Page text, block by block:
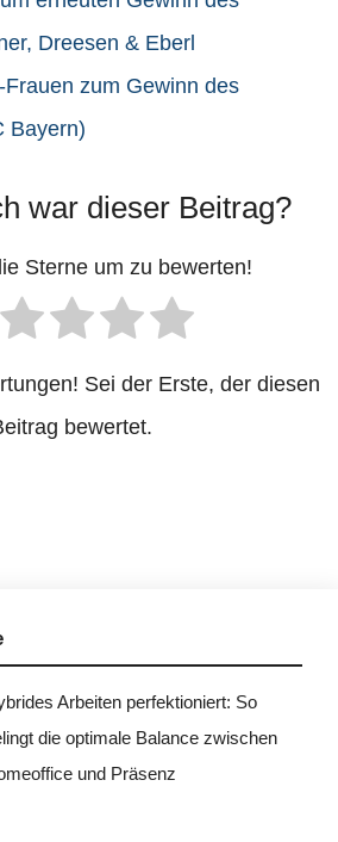
Dreesen & Eberl
zum Gewinn des
Bayern)
war dieser Beitrag?
Sterne um zu bewerten!
Sei der Erste, der diesen
bewertet.
Arbeiten perfektioniert: So
die optimale Balance zwischen
und Präsenz